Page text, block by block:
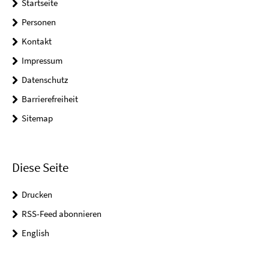
Startseite
Personen
Kontakt
Impressum
Datenschutz
Barrierefreiheit
Sitemap
Diese Seite
Drucken
RSS-Feed abonnieren
English